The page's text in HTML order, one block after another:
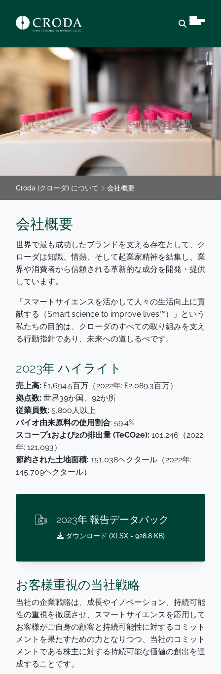
Croda (クローダ) について 会社概要
会社概要
世界で最も成功したブランドを支える存在として、ク
ローダは知識、情熱、そして起業家精神を結集し、業
界や消費者から信頼される革新的な成分を開発・提供
しています。
「スマートサイエンスを活かして人々の生活向上に貢
献する（Smart science to improve lives™）
」という
私たちの目的は、クローダのすべての取り組みを支え
る行動指針であり、未来への道しるべです。
2023年 ハイライト
売上高: £1,694.5百万（2022年: £2,089.3百万）
拠点数: 世界39か国、92か所
従業員数: 5,800人以上
バイオ由来原料の使用割合: 59.4%
スコープ1および2の排出量 (TeCO2e): 101,246（2022
年: 121,093）
節約された土地面積: 151,038ヘクタール（2022年:
145,709ヘクタール）
2023年 報告データパック
ダウンロード (XLSX - 928.8 KB)
お客様重視の当社戦略
当社の企業戦略は、成長やイノベーション、持続可能
性の重視を徹底させ、スマートサイエンスを応用して
お客様がご自身の顧客と持続可能性に対するコミット
メントを果たすための力となりつつ、当社のコミット
メントである株主に対する持続可能な価値の創出を達
成することです。